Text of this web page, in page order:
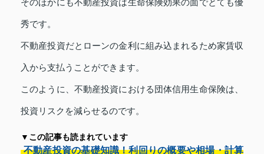
秀です。
不動産投資だとローンの金利に組み込まれるため家賃収
入から支払うことができます。
このように、不動産投資における団体信用生命保険は、
投資リスクを減らせるのです。
▼この記事も読まれています
不動産投資の基礎知識！利回りの概要や相場・計算